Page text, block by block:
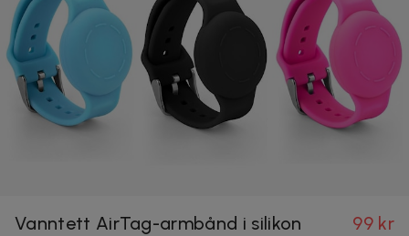
Vanntett AirTag-armbånd i silikon
99 kr